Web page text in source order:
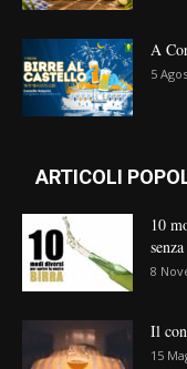
A
5
ARTICOLI
10
8
Il
15